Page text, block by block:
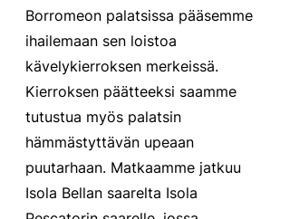
Borromeon palatsissa pääsemme
ihailemaan sen loistoa
kävelykierroksen merkeissä.
Kierroksen päätteeksi saamme
tutustua myös palatsin
hämmästyttävän upeaan
puutarhaan. Matkaamme jatkuu
Isola Bellan saarelta Isola